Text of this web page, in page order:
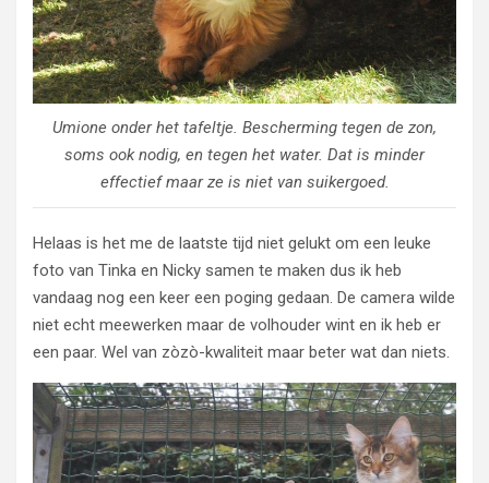
Umione onder het tafeltje. Bescherming tegen de zon,
soms ook nodig, en tegen het water. Dat is minder
effectief maar ze is niet van suikergoed.
Helaas is het me de laatste tijd niet gelukt om een leuke
foto van Tinka en Nicky samen te maken dus ik heb
vandaag nog een keer een poging gedaan. De camera wilde
niet echt meewerken maar de volhouder wint en ik heb er
een paar. Wel van zòzò-kwaliteit maar beter wat dan niets.